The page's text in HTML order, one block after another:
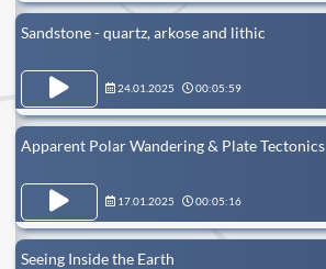
Sandstone - quartz, arkose and lithic
24.01.2025 00:05:59
Apparent Polar Wandering & Plate Tectonics
17.01.2025 00:05:16
Seeing Inside the Earth